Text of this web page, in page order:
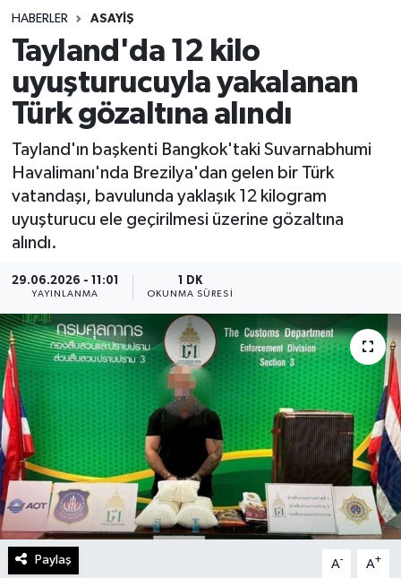
HABERLER ASAYIŞ
Tayland'da 12 kilo
uyuşturucuyla yakalanan
Türk gözaltına alındı
Tayland'ın başkenti Bangkok'taki Suvarnabhumi
Havalimanı'nda Brezilya'dan gelen bir Türk
vatandaşı, bavulunda yaklaşık 12 kilogram
uyuşturucu ele geçirilmesi üzerine gözaltına
alındı.
29.06.2026 - 11:01
YAYINLANMA
1 DK
OKUNMA SÜRESI
Paylaş A- A+
Spor
Teknoloji
Yaşam